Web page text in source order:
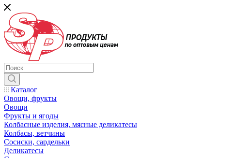
Каталог
Овощи, фрукты
Овощи
Фрукты и ягоды
Колбасные изделия, мясные деликатесы
Колбасы, ветчины
Сосиски, сардельки
Деликатесы